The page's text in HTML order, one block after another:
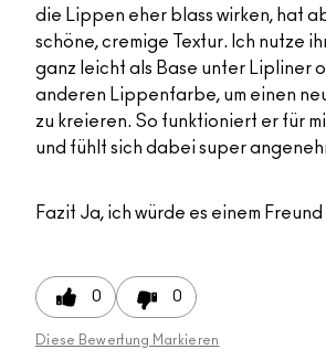
die Lippen eher blass wirken, hat
schöne, cremige Textur. Ich nutze
ganz leicht als Base unter Lipliner
anderen Lippenfarbe, um einen
zu kreieren. So funktioniert er für
und fühlt sich dabei super
Fazit Ja, ich würde es einem
0 0
Diese Bewertung Markieren